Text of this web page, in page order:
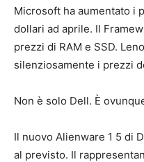
Microsoft ha aumentato i
dollari ad aprile. Il
prezzi di RAM e SSD.
silenziosamente i prezzi
Non è solo Dell. È
Il nuovo Alienware 1 5 di
al previsto. Il